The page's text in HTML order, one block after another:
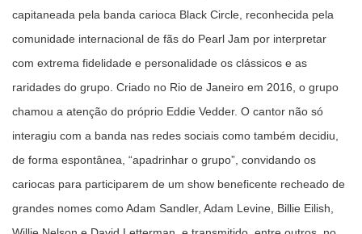
capitaneada pela banda carioca Black Circle, reconhecida pela
comunidade internacional de fãs do Pearl Jam por interpretar
com extrema fidelidade e personalidade os clássicos e as
raridades do grupo. Criado no Rio de Janeiro em 2016, o grupo
chamou a atenção do próprio Eddie Vedder. O cantor não só
interagiu com a banda nas redes sociais como também decidiu,
de forma espontânea, “apadrinhar o grupo”, convidando os
cariocas para participarem de um show beneficente recheado de
grandes nomes como Adam Sandler, Adam Levine, Billie Eilish,